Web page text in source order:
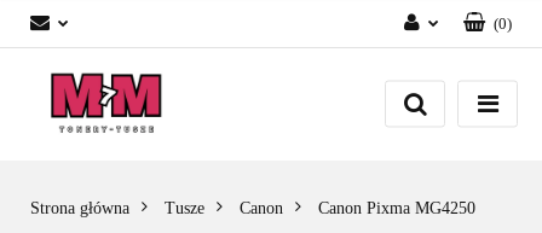
Zaloguj się
Załóż konto
(0)
Strona główna Tusze Canon Canon Pixma MG4250